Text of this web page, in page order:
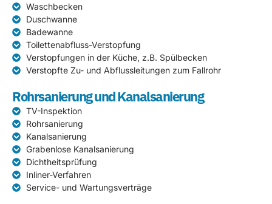
Waschbecken
Duschwanne
Badewanne
Toilettenabfluss-Verstopfung
Verstopfungen in der Küche, z.B. Spülbecken
Verstopfte Zu- und Abflussleitungen zum Fallrohr
Rohrsanierung und Kanalsanierung
TV-Inspektion
Rohrsanierung
Kanalsanierung
Grabenlose Kanalsanierung
Dichtheitsprüfung
Inliner-Verfahren
Service- und Wartungsverträge